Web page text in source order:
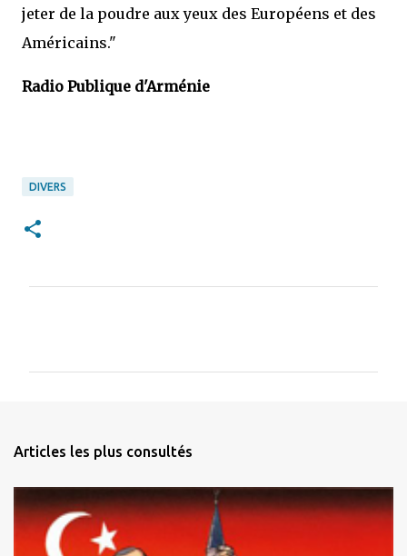
jeter de la poudre aux yeux des Européens et des
Américains."
Radio Publique d'Arménie
DIVERS
n
i
Articles les plus consultés